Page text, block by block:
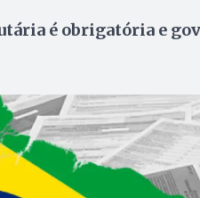
é obrigatória e